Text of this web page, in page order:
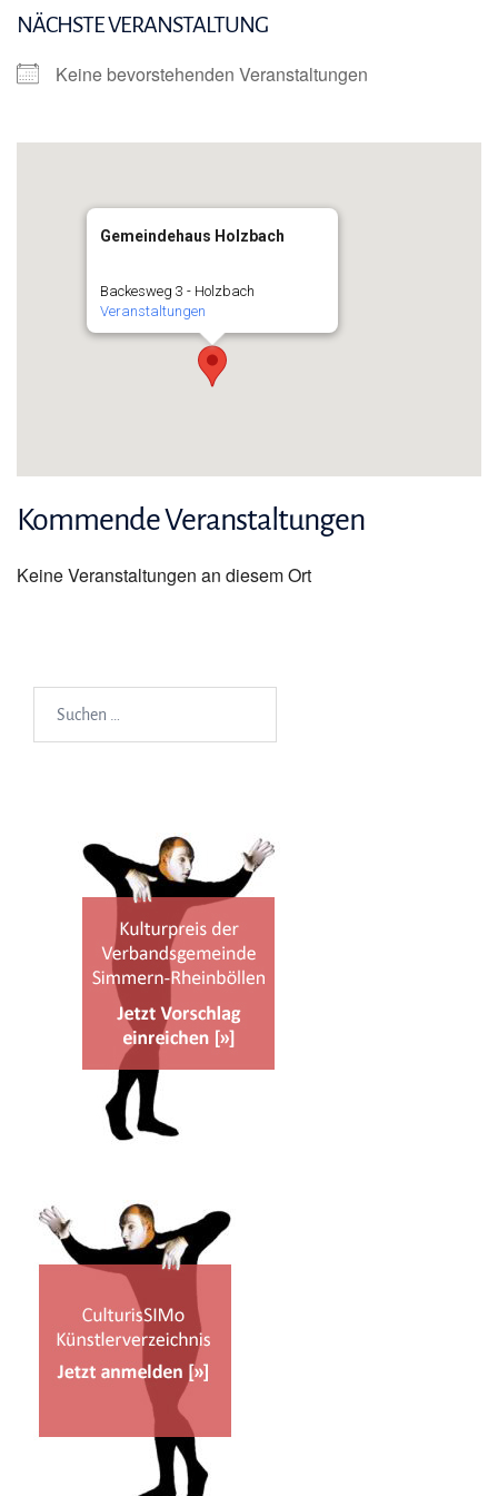
NÄCHSTE VERANSTALTUNG
Keine bevorstehenden Veranstaltungen
Gemeindehaus Holzbach
Backesweg 3 - Holzbach
Veranstaltungen
Kommende Veranstaltungen
Keine Veranstaltungen an diesem Ort